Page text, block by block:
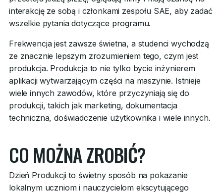
interakcję ze sobą i członkami zespołu SAE, aby zadać
wszelkie pytania dotyczące programu.
Frekwencja jest zawsze świetna, a studenci wychodzą
ze znacznie lepszym zrozumieniem tego, czym jest
produkcja. Produkcja to nie tylko bycie inżynierem
aplikacji wytwarzającym części na maszynie. Istnieje
wiele innych zawodów, które przyczyniają się do
produkcji, takich jak marketing, dokumentacja
techniczna, doświadczenie użytkownika i wiele innych.
CO MOŻNA ZROBIĆ?
Dzień Produkcji to świetny sposób na pokazanie
lokalnym uczniom i nauczycielom ekscytującego